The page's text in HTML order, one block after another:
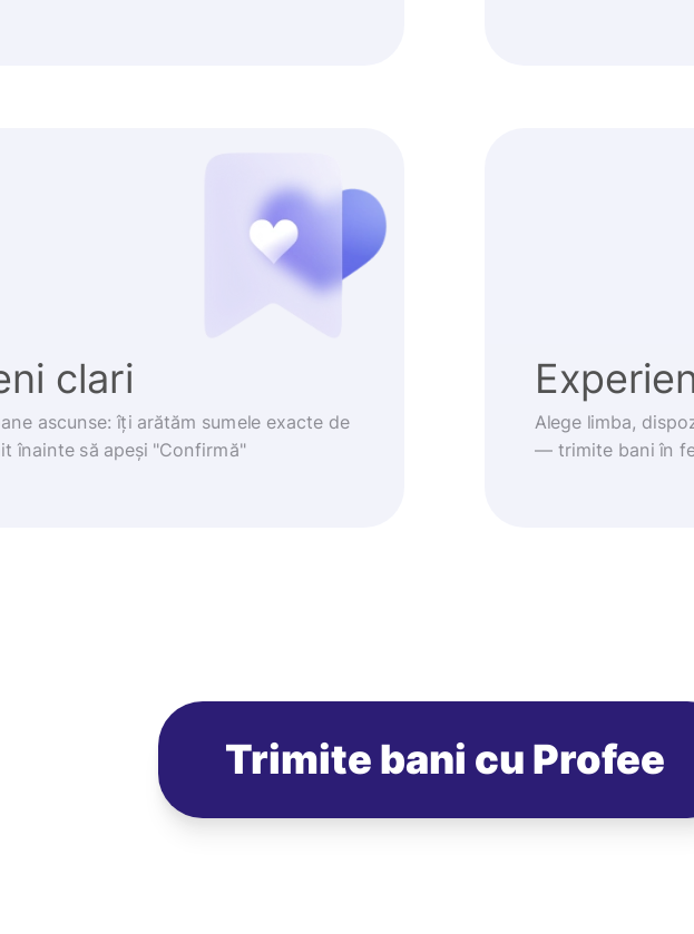
clari
ascunse: îți arătăm sumele exacte de
înainte să apeși "Confirmă"
Alege limba,
— trimite bani în
Trimite bani cu Profee